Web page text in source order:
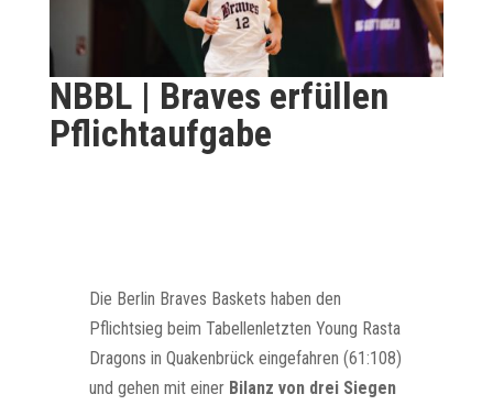
NBBL | Braves erfüllen
Pflichtaufgabe
Die Berlin Braves Baskets haben den
Pflichtsieg beim Tabellenletzten Young Rasta
Dragons in Quakenbrück eingefahren (61:108)
und gehen mit einer Bilanz von drei Siegen